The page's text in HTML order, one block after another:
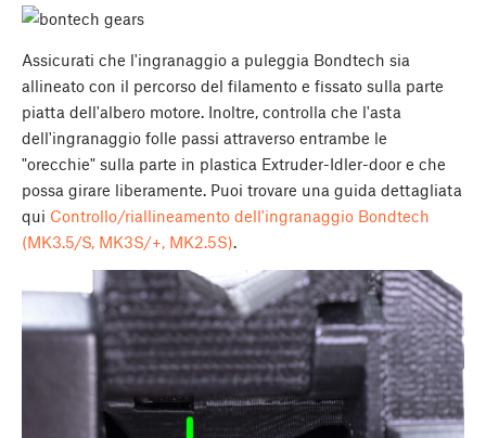
Assicurati che l'ingranaggio a puleggia Bondtech sia
allineato con il percorso del filamento e fissato sulla parte
piatta dell'albero motore. Inoltre, controlla che l'asta
dell'ingranaggio folle passi attraverso entrambe le
"orecchie" sulla parte in plastica Extruder-Idler-door e che
possa girare liberamente. Puoi trovare una guida dettagliata
qui Controllo/riallineamento dell'ingranaggio Bondtech
(MK3.5/S, MK3S/+, MK2.5S).